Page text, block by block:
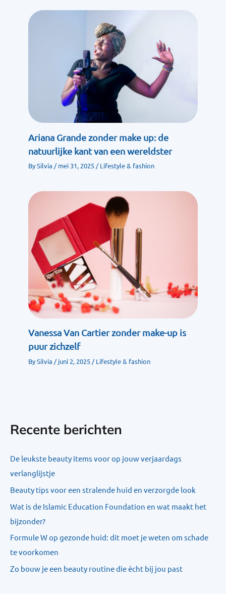
Ariana Grande zonder make up: de
natuurlijke kant van een wereldster
BySilvia /mei 31, 2025 /Lifestyle & fashion
Vanessa Van Cartier zonder make-up is
puur zichzelf
BySilvia /juni 2, 2025 /Lifestyle & fashion
Recente berichten
De leukste beauty items voor op jouw verjaardags
verlanglijstje
Beauty tips voor een stralende huid en verzorgde look
Wat is de Islamic Education Foundation en wat maakt het
bijzonder?
Formule W op gezonde huid: dit moet je weten om schade
te voorkomen
Zo bouw je een beauty routine die écht bij jou past